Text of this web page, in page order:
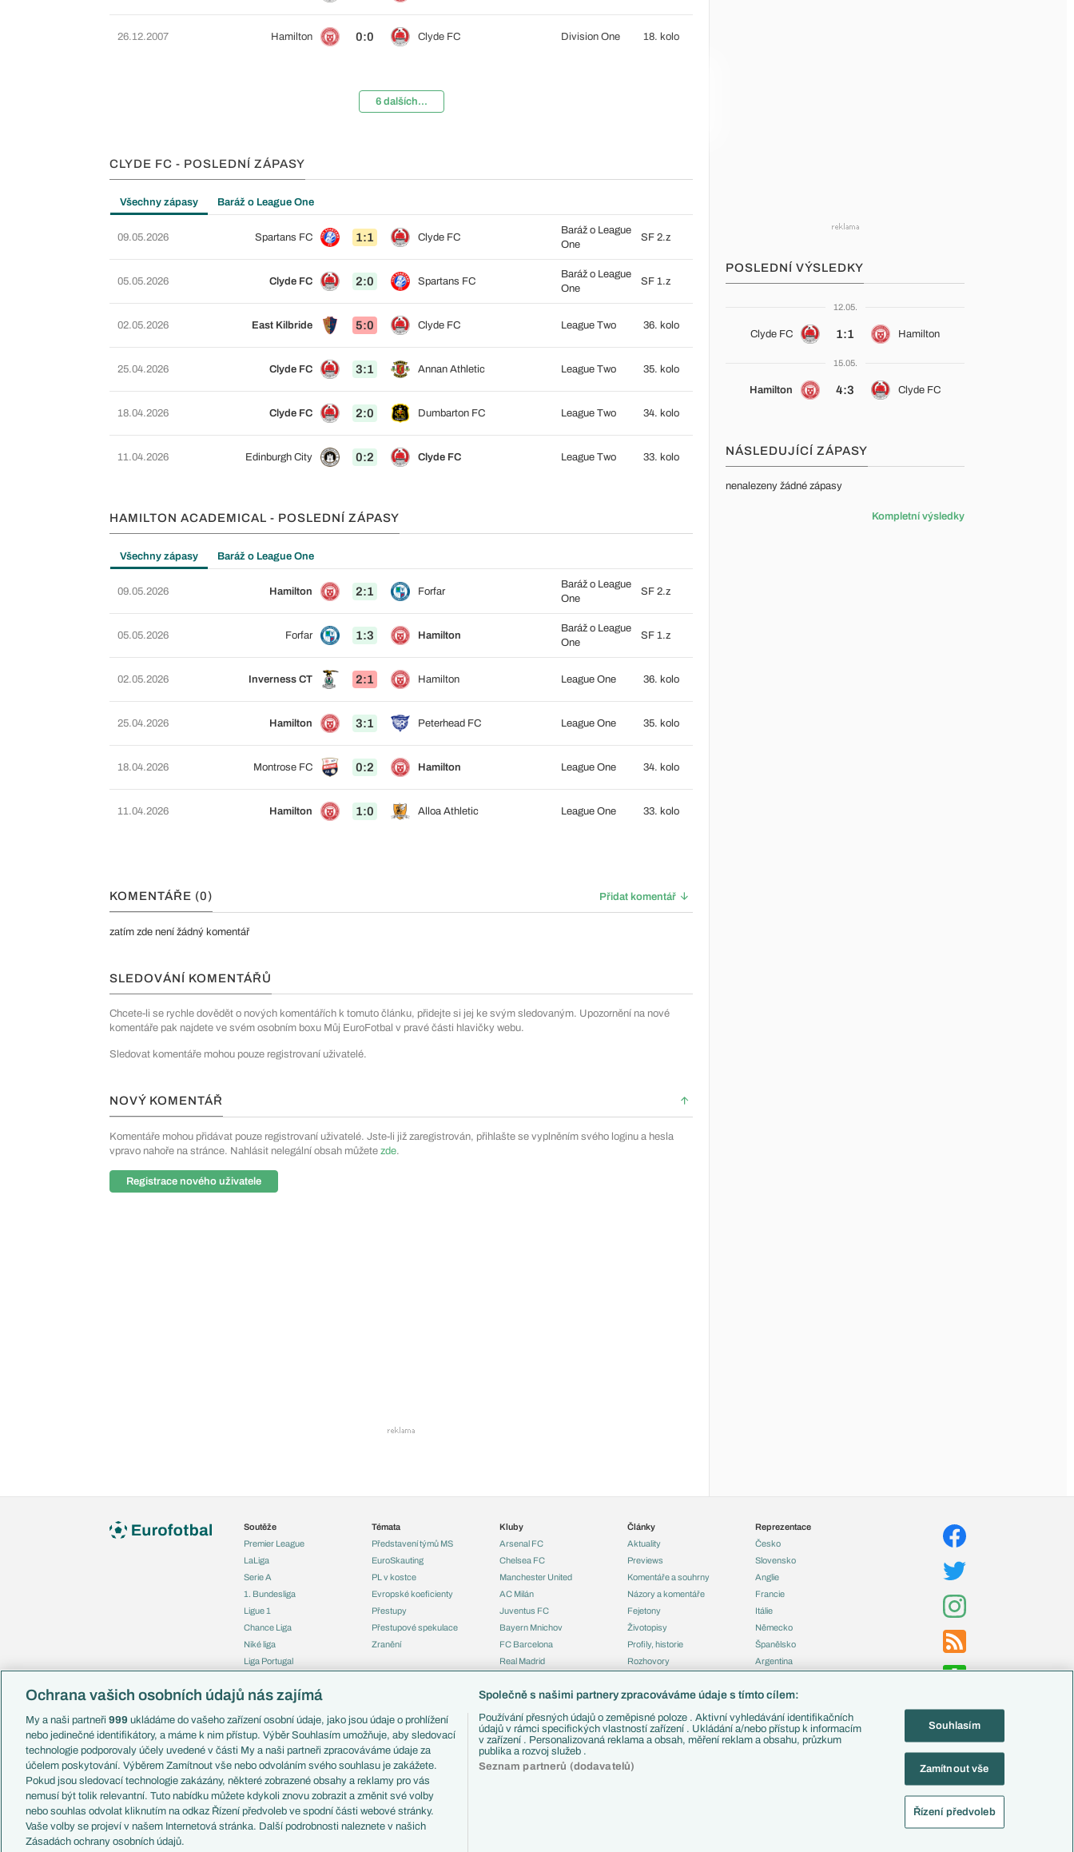
26.12.2007 Hamilton 0:0 Clyde FC Division One 18. kolo
6 dalších...
CLYDE FC - POSLEDNÍ ZÁPASY
Všechny zápasy Baráž o League One
09.05.2026 Spartans FC 1:1 Clyde FC
Baráž o League
One
SF 2.z
05.05.2026 Clyde FC 2:0 Spartans FC
Baráž o League
One
SF 1.z
02.05.2026 East Kilbride 5:0 Clyde FC League Two 36. kolo
25.04.2026 Clyde FC 3:1 Annan Athletic League Two 35. kolo
18.04.2026 Clyde FC 2:0 Dumbarton FC League Two 34. kolo
11.04.2026 Edinburgh City 0:2 Clyde FC League Two 33. kolo
HAMILTON ACADEMICAL - POSLEDNÍ ZÁPASY
Všechny zápasy Baráž o League One
09.05.2026 Hamilton 2:1 Forfar
Baráž o League
One
SF 2.z
05.05.2026 Forfar 1:3 Hamilton
Baráž o League
One
SF 1.z
02.05.2026 Inverness CT 2:1 Hamilton League One 36. kolo
25.04.2026 Hamilton 3:1 Peterhead FC League One 35. kolo
18.04.2026 Montrose FC 0:2 Hamilton League One 34. kolo
11.04.2026 Hamilton 1:0 Alloa Athletic League One 33. kolo
KOMENTÁŘE (0) Přidat komentář
zatím zde není žádný komentář
SLEDOVÁNÍ KOMENTÁŘŮ
Chcete-li se rychle dovědět o nových komentářích k tomuto článku, přidejte si jej ke svým sledovaným. Upozornění na nové
komentáře pak najdete ve svém osobním boxu Můj EuroFotbal v pravé části hlavičky webu.
Sledovat komentáře mohou pouze registrovaní uživatelé.
NOVÝ KOMENTÁŘ
Komentáře mohou přidávat pouze registrovaní uživatelé. Jste-li již zaregistrován, přihlašte se vyplněním svého loginu a hesla
vpravo nahoře na stránce. Nahlásit nelegální obsah můžete zde.
Registrace nového uživatele
POSLEDNÍ VÝSLEDKY
12.05.
Clyde FC 1:1 Hamilton
15.05.
Hamilton 4:3 Clyde FC
NÁSLEDUJÍCÍ ZÁPASY
nenalezeny žádné zápasy
Kompletní výsledky
Soutěže
Premier League
LaLiga
Serie A
1. Bundesliga
Ligue 1
Chance Liga
Niké liga
Liga Portugal
Liga mistrů
Mistrovství světa
Liga národů
Témata
Představení týmů MS
EuroSkauting
PL v kostce
Evropské koeficienty
Přestupy
Přestupové spekulace
Zranění
Kluby
Arsenal FC
Chelsea FC
Manchester United
AC Milán
Juventus FC
Bayern Mnichov
FC Barcelona
Real Madrid
Články
Aktuality
Previews
Komentáře a souhrny
Názory a komentáře
Fejetony
Životopisy
Profily, historie
Rozhovory
Reprezentace
Česko
Slovensko
Anglie
Francie
Itálie
Německo
Španělsko
Argentina
Zápasy
Livescore
Copyright © 2001-2026 EuroFotbal.cz. Využíváme zpravodajství ČTK.
Ochrana vašich osobních údajů nás zajímá
My a naši partneři 999 ukládáme do vašeho zařízení osobní údaje, jako jsou údaje o prohlížení
nebo jedinečné identifikátory, a máme k nim přístup. Výběr Souhlasím umožňuje, aby sledovací
technologie podporovaly účely uvedené v části My a naši partneři zpracováváme údaje za
účelem poskytování. Výběrem Zamítnout vše nebo odvoláním svého souhlasu je zakážete.
Pokud jsou sledovací technologie zakázány, některé zobrazené obsahy a reklamy pro vás
nemusí být tolik relevantní. Tuto nabídku můžete kdykoli znovu zobrazit a změnit své volby
nebo souhlas odvolat kliknutím na odkaz Řízení předvoleb ve spodní části webové stránky.
Vaše volby se projeví v našem Internetová stránka. Další podrobnosti naleznete v našich
Zásadách ochrany osobních údajů.
Společně s našimi partnery zpracováváme údaje s tímto cílem:
Používání přesných údajů o zeměpisné poloze . Aktivní vyhledávání identifikačních
údajů v rámci specifických vlastností zařízení . Ukládání a/nebo přístup k informacím
v zařízení . Personalizovaná reklama a obsah, měření reklam a obsahu, průzkum
publika a rozvoj služeb .
Seznam partnerů (dodavatelů)
Souhlasím
Zamítnout vše
Řízení předvoleb